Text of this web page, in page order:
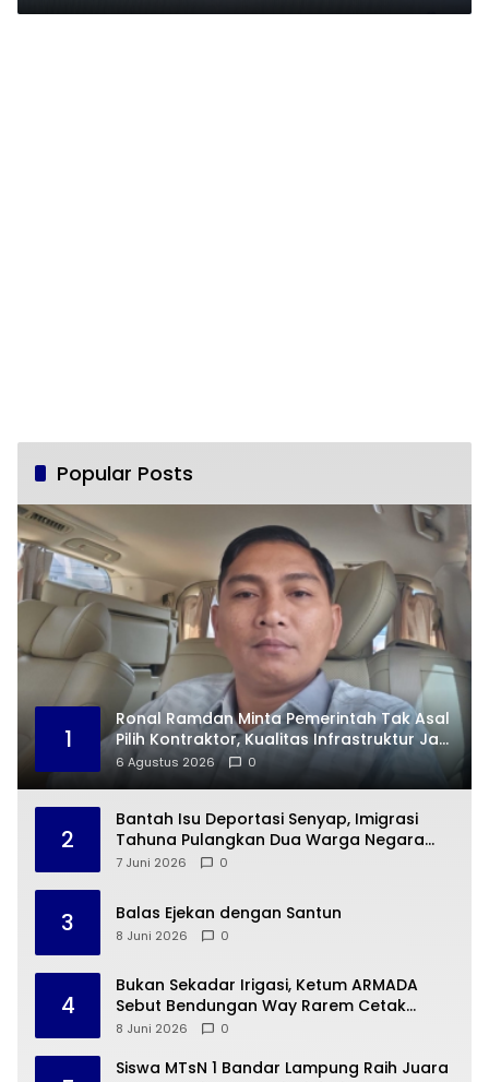
Juta
Popular Posts
1
Ronal Ramdan Minta Pemerintah Tak Asal
Pilih Kontraktor, Kualitas Infrastruktur Jadi
Taruhan
6 Agustus 2026 0
2
Bantah Isu Deportasi Senyap, Imigrasi
Tahuna Pulangkan Dua Warga Negara
Cina ke Guangzhou
7 Juni 2026 0
3 Balas Ejekan dengan Santun
8 Juni 2026 0
4
Bukan Sekadar Irigasi, Ketum ARMADA
Sebut Bendungan Way Rarem Cetak
Sejarah Peradaban Lampung
8 Juni 2026 0
Siswa MTsN 1 Bandar Lampung Raih Juara